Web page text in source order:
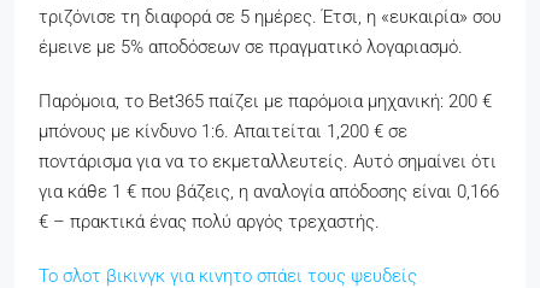
τριζόνισε τη διαφορά σε 5 ημέρες. Έτσι, η «ευκαιρία» σου
έμεινε με 5% αποδόσεων σε πραγματικό λογαριασμό.
Παρόμοια, το Bet365 παίζει με παρόμοια μηχανική: 200 €
μπόνους με κίνδυνο 1:6. Απαιτείται 1,200 € σε
ποντάρισμα για να το εκμεταλλευτείς. Αυτό σημαίνει ότι
για κάθε 1 € που βάζεις, η αναλογία απόδοσης είναι 0,166
€ – πρακτικά ένας πολύ αργός τρεχαστής.
Το σλοτ βικινγκ για κινητο σπάει τους ψευδείς